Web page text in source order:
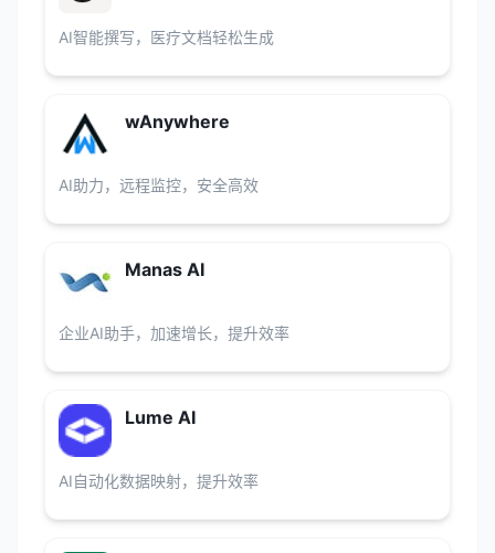
AI智能撰写，医疗文档轻松生成
wAnywhere
AI助力，远程监控，安全高效
Manas AI
企业AI助手，加速增长，提升效率
Lume AI
AI自动化数据映射，提升效率